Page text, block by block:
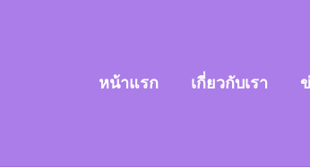
หน้าแรก เกี่ยวกับเรา